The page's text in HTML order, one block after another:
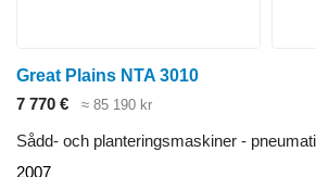
Great Plains NTA 3010
7 770 €
≈ 85 190 kr
Sådd- och planteringsmaskiner -
2007